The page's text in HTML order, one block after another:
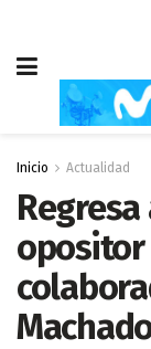
Inicio Actualidad
opositor